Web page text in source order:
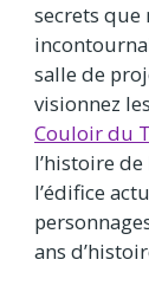
secrets
salle de
visionnez
Couloir du
l’histoire
l’édifice
ans